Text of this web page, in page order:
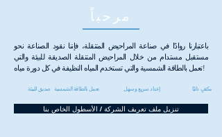
مرحباً
باعتبارنا روادًا في صناعة المراحيض المتنقلة، فإننا نقود الصناعة نحو
مستقبل مستدام من خلال المراحيض المتنقلة الصديقة للبيئة والتي
تعمل بالطاقة الشمسية والتي تستخدم المياه النظيفة في كل دورة مياه!
صديق للبيئة تعمل بالطاقة الشمسية إعداد سريع وسهل مكتفٍ ذاتيًا
تنزيل ملف تعريف الشركة / الأسطول الخاص بنا